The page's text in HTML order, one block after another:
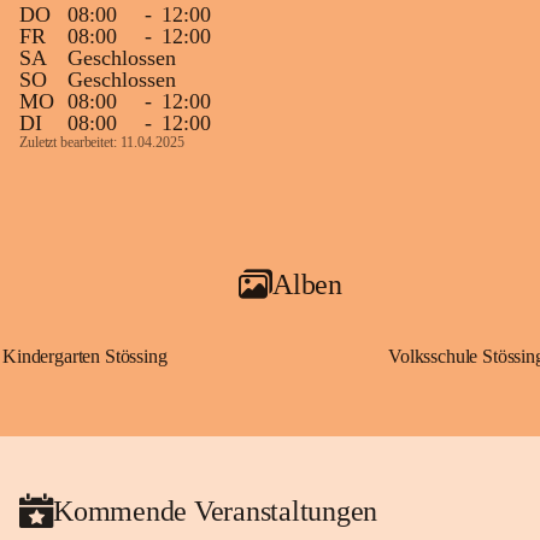
DO
08:00 - 12:00
FR
08:00 - 12:00
SA
Geschlossen
SO
Geschlossen
MO 08:00 - 12:00
DI
08:00 - 12:00
Zuletzt bearbeitet: 11.04.2025
Alben
Kindergarten Stössing Volksschule
Kommende Veranstaltungen